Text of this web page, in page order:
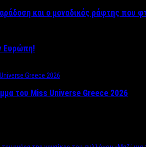
και ο μοναδικός ράφτης που
Ευρώπη!
του Miss Universe Greece 2026